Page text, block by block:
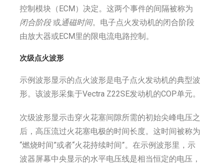
控制模块（ECM）决定。这两个事件的间隔被称为
闭合阶段或通磁时间。电子点火发动机的闭合阶段
由放大器或ECM里的限电流电路控制。
次级点火波形
示例波形显示的点火波形是电子点火发动机的典型波
形。该波形采集于Vectra Z22SE发动机的COP单元。
次级波形显示击穿火花塞间隙所需的初始尖峰电压之
后，高压流过火花塞电极的时间长度。这时间被称为
“燃烧时间”或者“火花持续时间”。在示例波形里，示
波器屏幕中央显示的水平电压线是相当恒定的电压，